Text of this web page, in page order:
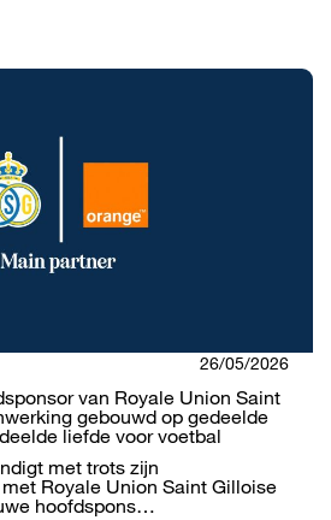
26/05/2026
van Royale Union Saint
gebouwd op gedeelde
liefde voor voetbal
met trots zijn
Royale Union Saint Gilloise
hoofdspons…